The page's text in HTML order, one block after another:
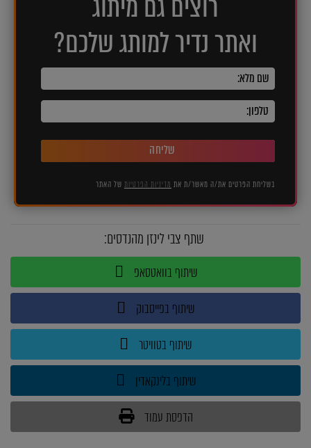
ואתר נדיר למותג שלכם?
שליחה
בשליחת הפרטים את/ה מאשר/ת את מדיניות הפרטיות של האתר
שתף צבי לינזן מהנדסים:
שיתוף בוואטסאפ
שיתוף בפייסבוק
שיתוף בטוויטר
שיתוף בלינקאדין
הדפסת עמוד